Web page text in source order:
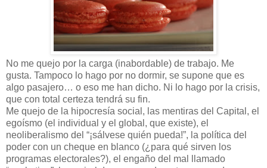
No me quejo por la carga (inabordable) de trabajo. Me
gusta. Tampoco lo hago por no dormir, se supone que es
algo pasajero… o eso me han dicho. Ni lo hago por la crisis,
que con total certeza tendrá su fin.
Me quejo de la hipocresía social, las mentiras del Capital, el
egoísmo (el individual y el global, que existe), el
neoliberalismo del “¡sálvese quién pueda!”, la política del
poder con un cheque en blanco (¿para qué sirven los
programas electorales?), el engaño del mal llamado